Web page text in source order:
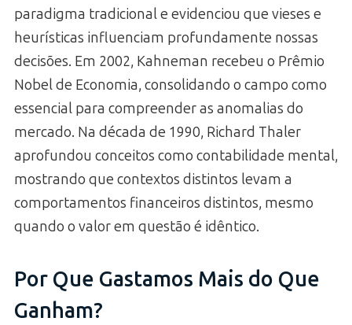
paradigma tradicional e evidenciou que vieses e
heurísticas influenciam profundamente nossas
decisões. Em 2002, Kahneman recebeu o Prêmio
Nobel de Economia, consolidando o campo como
essencial para compreender as anomalias do
mercado. Na década de 1990, Richard Thaler
aprofundou conceitos como contabilidade mental,
mostrando que contextos distintos levam a
comportamentos financeiros distintos, mesmo
quando o valor em questão é idêntico.
Por Que Gastamos Mais do Que
Ganham?